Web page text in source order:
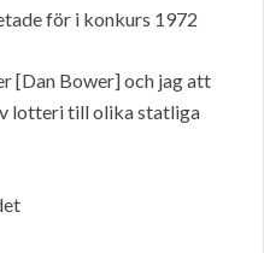
för i konkurs 1972
[Dan Bower] och jag att
lotteri till olika statliga